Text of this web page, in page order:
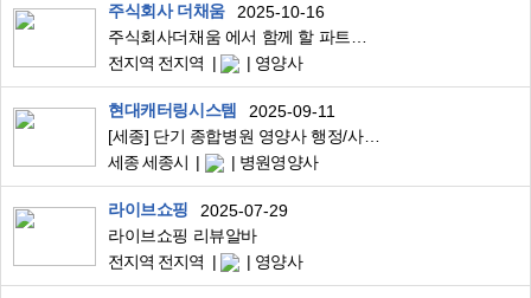
주식회사 더채움
2025-10-16
주식회사더채움 에서 함께 할 파트너분 모집합니다.
전지역 전지역
영양사
현대캐터링시스템
2025-09-11
[세종] 단기 종합병원 영양사 행정/사무보조 구인합니다
세종 세종시
병원영양사
라이브쇼핑
2025-07-29
라이브쇼핑 리뷰알바
전지역 전지역
영양사